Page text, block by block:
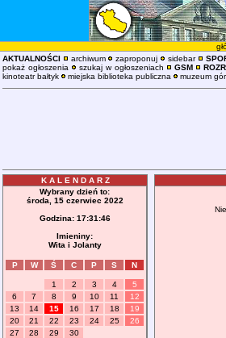
AKTUALNOŚCI
archiwum zaproponuj sidebar
pokaż ogłoszenia
szukaj w ogłoszeniach GSM
kinoteatr bałtyk
miejska biblioteka publiczna muzeum
K A L E N D A R Z
Wybrany dzień to:
środa, 15 czerwiec 2022
Godzina: 17:31:46
Imieniny:
Wita i Jolanty
P W Ś C P S N
1 2 3 4
5
6
7 8 9 10 11
12
13
14 15 16 17 18
19
20
21 22 23 24 25
26
27
28 29
30